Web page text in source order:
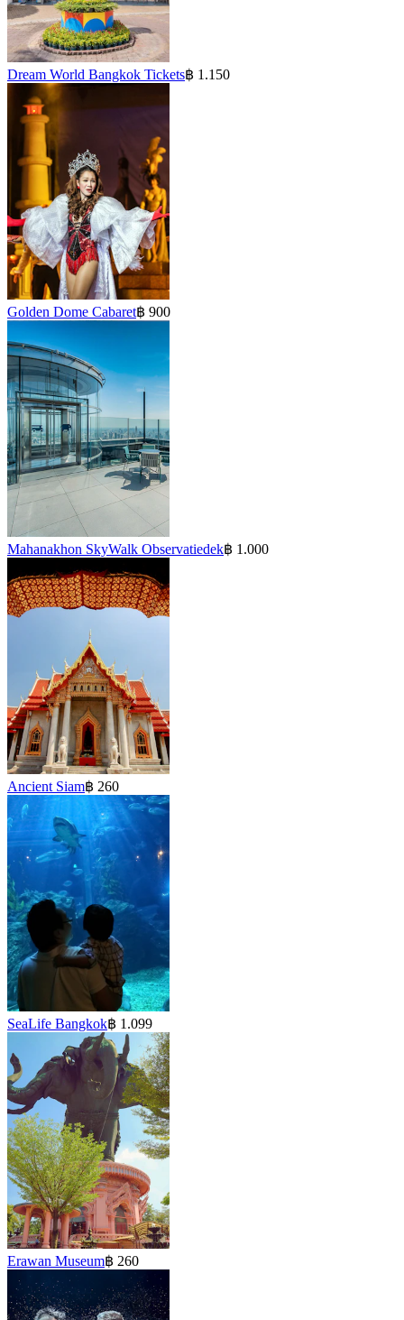
Dream World Bangkok Tickets฿ 1.150
Golden Dome Cabaret฿ 900
Mahanakhon SkyWalk Observatiedek฿ 1.000
Ancient Siam฿ 260
SeaLife Bangkok฿ 1.099
Erawan Museum฿ 260